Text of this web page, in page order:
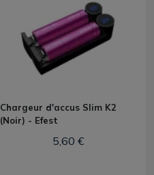
Chargeur d'accus Slim K2
(Noir) - Efest
5,60 €